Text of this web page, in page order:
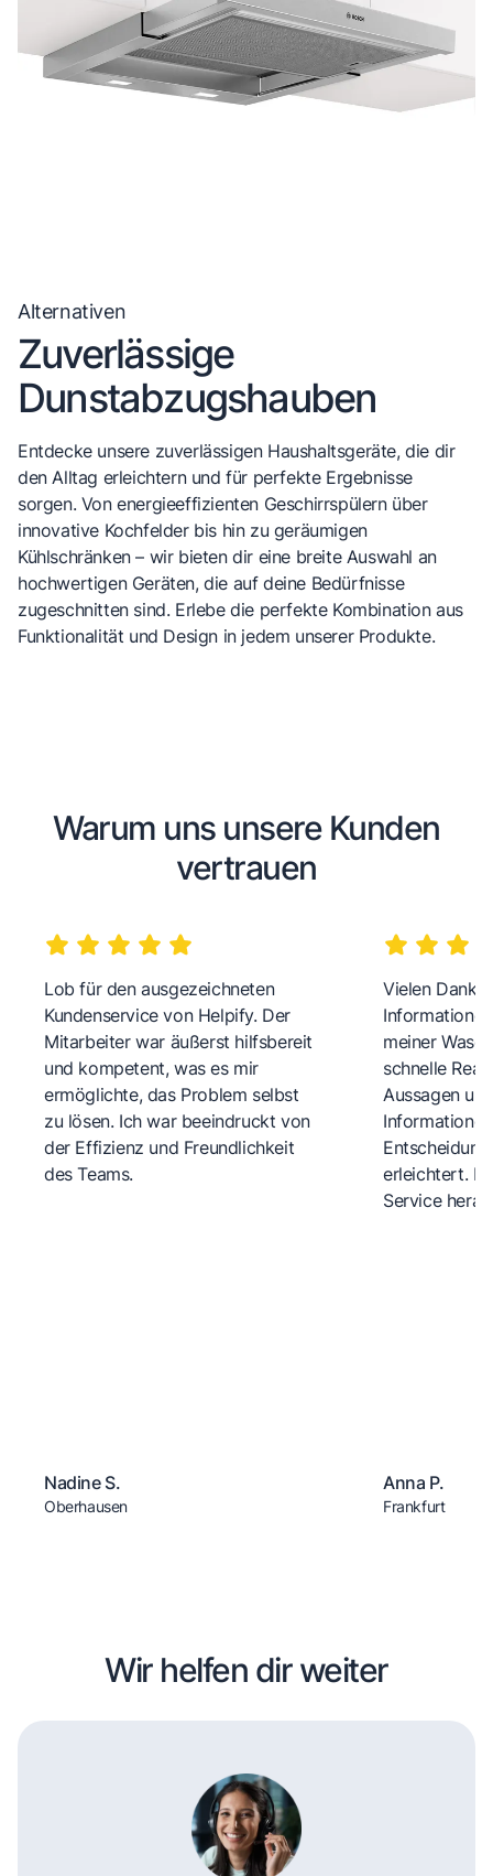
Alternativen
Zuverlässige
Dunstabzugshauben
Entdecke unsere zuverlässigen Haushaltsgeräte, die dir
den Alltag erleichtern und für perfekte Ergebnisse
sorgen. Von energieeffizienten Geschirrspülern über
innovative Kochfelder bis hin zu geräumigen
Kühlschränken – wir bieten dir eine breite Auswahl an
hochwertigen Geräten, die auf deine Bedürfnisse
zugeschnitten sind. Erlebe die perfekte Kombination aus
Funktionalität und Design in jedem unserer Produkte.
Warum uns unsere Kunden
vertrauen
Lob für den ausgezeichneten
Kundenservice von Helpify. Der
Mitarbeiter war äußerst hilfsbereit
und kompetent, was es mir
ermöglichte, das Problem selbst
zu lösen. Ich war beeindruckt von
der Effizienz und Freundlichkeit
des Teams.
Nadine S.
Oberhausen
Vielen Dank
meiner
schnelle
Aussagen
erleichtert.
Service
Anna P.
Frankfurt
Wir helfen dir weiter